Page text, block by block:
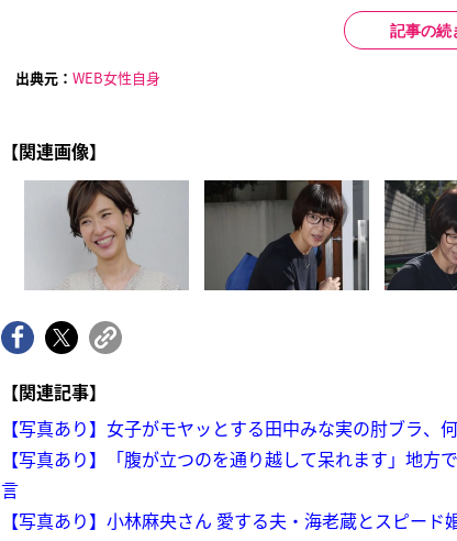
記事の続
出典元： WEB女性自身
【関連画像】
【関連記事】
【写真あり】女子がモヤッとする田中みな実の肘ブラ、
【写真あり】「腹が立つのを通り越して呆れます」地
言
【写真あり】小林麻央さん 愛する夫・海老蔵とスピード